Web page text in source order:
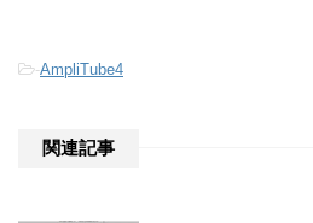
-AmpliTube4
関連記事